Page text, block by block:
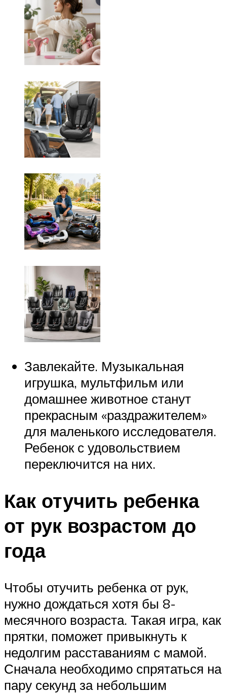
Завлекайте. Музыкальная
игрушка, мультфильм или
домашнее животное станут
прекрасным «раздражителем»
для маленького исследователя.
Ребенок с удовольствием
переключится на них.
Как отучить ребенка
от рук возрастом до
года
Чтобы отучить ребенка от рук,
нужно дождаться хотя бы 8-
месячного возраста. Такая игра, как
прятки, поможет привыкнуть к
недолгим расставаниям с мамой.
Сначала необходимо спрятаться на
пару секунд за небольшим